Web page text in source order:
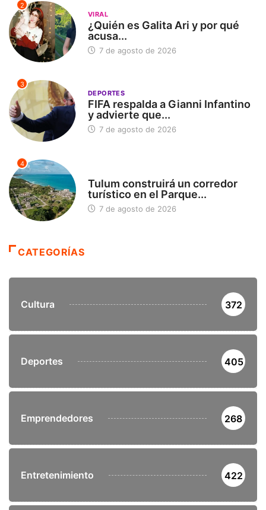
2
VIRAL
¿Quién es Galita Ari y por qué
acusa...
7 de agosto de 2026
3
DEPORTES
FIFA respalda a Gianni Infantino
y advierte que...
7 de agosto de 2026
4
Tulum construirá un corredor
turístico en el Parque...
7 de agosto de 2026
CATEGORÍAS
Cultura 372
Deportes 405
Emprendedores 268
Entretenimiento 422